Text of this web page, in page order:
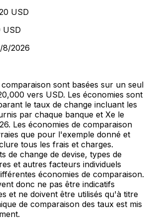
USD
USD
8/2026
sont basées sur un seul
vers USD. Les économies sont
le taux de change incluant les
par chaque banque et Xe le
Les économies de comparaison
que pour l'exemple donné et
tous les frais et charges.
de change de devise, types de
et autres facteurs individuels
économies de comparaison.
donc ne pas être indicatifs
et ne doivent être utilisés qu'à titre
de comparaison des taux est mis